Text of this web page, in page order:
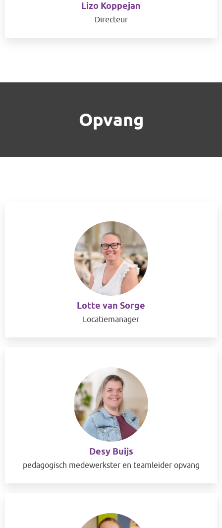
Lizo Koppejan
Directeur
Opvang
Lotte van Sorge
Locatiemanager
Desy Buijs
pedagogisch medewerkster en teamleider opvang